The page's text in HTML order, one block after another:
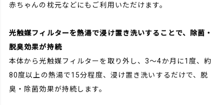
赤ちゃんの枕元などにもご利用いただけます。
光触媒フィルターを熱湯で浸け置き洗いすることで、除菌・
脱臭効果が持続
本体から光触媒フィルターを取り外し、3～4か月に1度、約
80度以上の熱湯で15分程度、浸け置き洗いするだけで、脱
臭・除菌効果が持続します。